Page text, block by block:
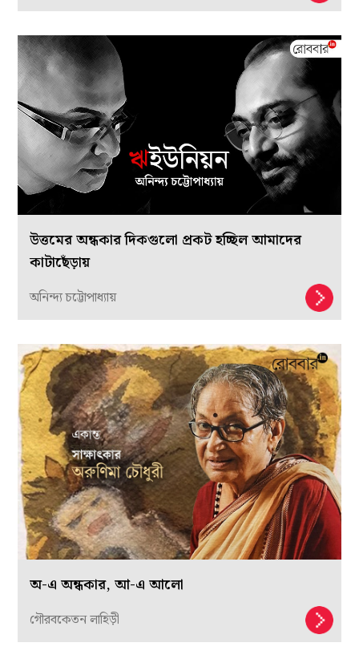
উত্তমের অন্ধকার দিকগুলো প্রকট হচ্ছিল আমাদের
কাটাছেঁড়ায়
অনিন্দ্য চট্টোপাধ্যায়
অ-এ অন্ধকার, আ-এ আলো
গৌরবকেতন লাহিড়ী